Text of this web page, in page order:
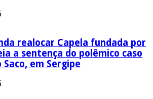
realocar Capela fundada por
a sentença do polêmico caso
Saco, em Sergipe